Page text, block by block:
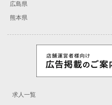
広島県
熊本県
求人一覧